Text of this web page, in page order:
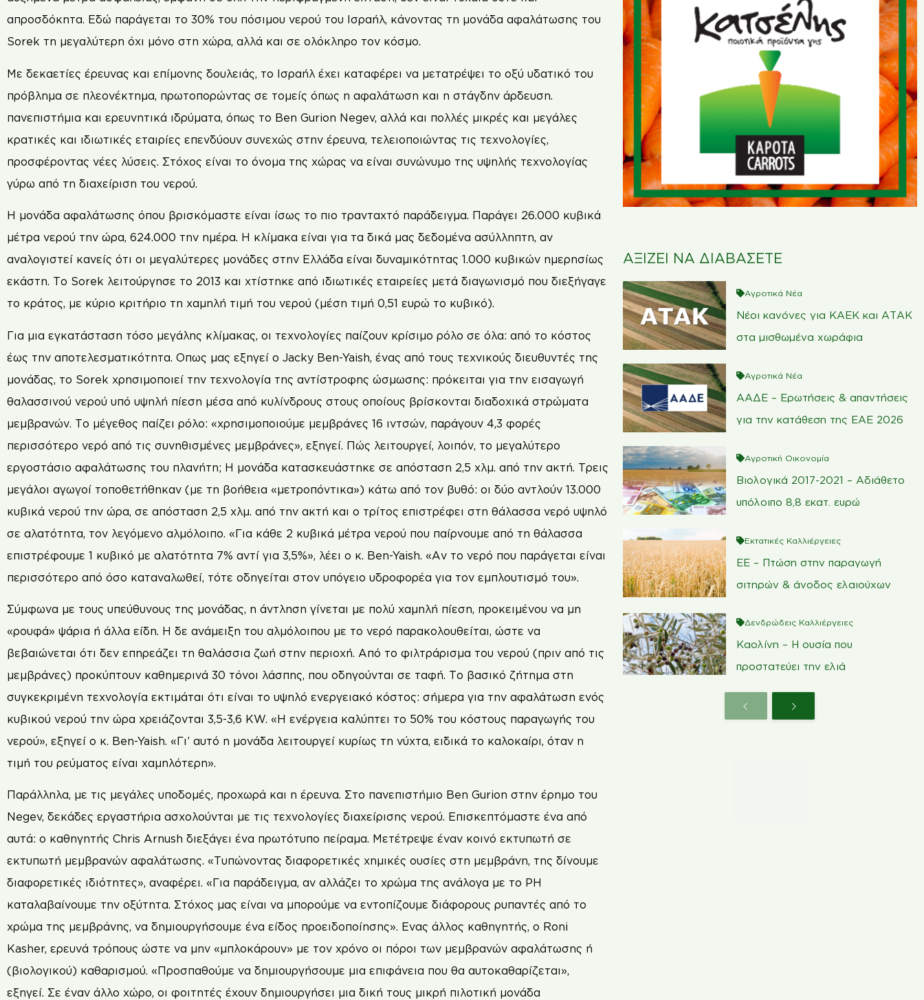
απροσδόκητα. Εδώ παράγεται το 30% του πόσιμου νερού του Ισραήλ, κάνοντας τη μονάδα αφαλάτωσης του
Sorek τη μεγαλύτερη όχι μόνο στη χώρα, αλλά και σε ολόκληρο τον κόσμο.
Με δεκαετίες έρευνας και επίμονης δουλειάς, το Ισραήλ έχει καταφέρει να μετατρέψει το οξύ υδατικό του
πρόβλημα σε πλεονέκτημα, πρωτοπορώντας σε τομείς όπως η αφαλάτωση και η στάγδην άρδευση.
πανεπιστήμια και ερευνητικά ιδρύματα, όπως το Ben Gurion Negev, αλλά και πολλές μικρές και μεγάλες
κρατικές και ιδιωτικές εταιρίες επενδύουν συνεχώς στην έρευνα, τελειοποιώντας τις τεχνολογίες,
προσφέροντας νέες λύσεις. Στόχος είναι το όνομα της χώρας να είναι συνώνυμο της υψηλής τεχνολογίας
γύρω από τη διαχείριση του νερού.
Η μονάδα αφαλάτωσης όπου βρισκόμαστε είναι ίσως το πιο τρανταχτό παράδειγμα. Παράγει 26.000 κυβικά
μέτρα νερού την ώρα, 624.000 την ημέρα. Η κλίμακα είναι για τα δικά μας δεδομένα ασύλληπτη, αν
αναλογιστεί κανείς ότι οι μεγαλύτερες μονάδες στην Ελλάδα είναι δυναμικότητας 1.000 κυβικών ημερησίως
εκάστη. Το Sorek λειτούργησε το 2013 και χτίστηκε από ιδιωτικές εταιρείες μετά διαγωνισμό που διεξήγαγε
το κράτος, με κύριο κριτήριο τη χαμηλή τιμή του νερού (μέση τιμή 0,51 ευρώ το κυβικό).
Για μια εγκατάσταση τόσο μεγάλης κλίμακας, οι τεχνολογίες παίζουν κρίσιμο ρόλο σε όλα: από το κόστος
έως την αποτελεσματικότητα. Οπως μας εξηγεί ο Jacky Ben-Yaish, ένας από τους τεχνικούς διευθυντές της
μονάδας, το Sorek χρησιμοποιεί την τεχνολογία της αντίστροφης ώσμωσης: πρόκειται για την εισαγωγή
θαλασσινού νερού υπό υψηλή πίεση μέσα από κυλίνδρους στους οποίους βρίσκονται διαδοχικά στρώματα
μεμβρανών. Το μέγεθος παίζει ρόλο: «χρησιμοποιούμε μεμβράνες 16 ιντσών, παράγουν 4,3 φορές
περισσότερο νερό από τις συνηθισμένες μεμβράνες», εξηγεί. Πώς λειτουργεί, λοιπόν, το μεγαλύτερο
εργοστάσιο αφαλάτωσης του πλανήτη; Η μονάδα κατασκευάστηκε σε απόσταση 2,5 χλμ. από την ακτή. Τρεις
μεγάλοι αγωγοί τοποθετήθηκαν (με τη βοήθεια «μετροπόντικα») κάτω από τον βυθό: οι δύο αντλούν 13.000
κυβικά νερού την ώρα, σε απόσταση 2,5 χλμ. από την ακτή και ο τρίτος επιστρέφει στη θάλασσα νερό υψηλό
σε αλατότητα, τον λεγόμενο αλμόλοιπο. «Για κάθε 2 κυβικά μέτρα νερού που παίρνουμε από τη θάλασσα
επιστρέφουμε 1 κυβικό με αλατότητα 7% αντί για 3,5%», λέει ο κ. Ben-Yaish. «Αν το νερό που παράγεται είναι
περισσότερο από όσο καταναλωθεί, τότε οδηγείται στον υπόγειο υδροφορέα για τον εμπλουτισμό του».
Σύμφωνα με τους υπεύθυνους της μονάδας, η άντληση γίνεται με πολύ χαμηλή πίεση, προκειμένου να μη
«ρουφά» ψάρια ή άλλα είδη. Η δε ανάμειξη του αλμόλοιπου με το νερό παρακολουθείται, ώστε να
βεβαιώνεται ότι δεν επηρεάζει τη θαλάσσια ζωή στην περιοχή. Από το φιλτράρισμα του νερού (πριν από τις
μεμβράνες) προκύπτουν καθημερινά 30 τόνοι λάσπης, που οδηγούνται σε ταφή. Το βασικό ζήτημα στη
συγκεκριμένη τεχνολογία εκτιμάται ότι είναι το υψηλό ενεργειακό κόστος: σήμερα για την αφαλάτωση ενός
κυβικού νερού την ώρα χρειάζονται 3,5-3,6 ΚW. «Η ενέργεια καλύπτει το 50% του κόστους παραγωγής του
νερού», εξηγεί ο κ. Ben-Yaish. «Γι’ αυτό η μονάδα λειτουργεί κυρίως τη νύχτα, ειδικά το καλοκαίρι, όταν η
τιμή του ρεύματος είναι χαμηλότερη».
Παράλληλα, με τις μεγάλες υποδομές, προχωρά και η έρευνα. Στο πανεπιστήμιο Ben Gurion στην έρημο του
Negev, δεκάδες εργαστήρια ασχολούνται με τις τεχνολογίες διαχείρισης νερού. Επισκεπτόμαστε ένα από
αυτά: ο καθηγητής Chris Arnush διεξάγει ένα πρωτότυπο πείραμα. Μετέτρεψε έναν κοινό εκτυπωτή σε
εκτυπωτή μεμβρανών αφαλάτωσης. «Τυπώνοντας διαφορετικές χημικές ουσίες στη μεμβράνη, της δίνουμε
διαφορετικές ιδιότητες», αναφέρει. «Για παράδειγμα, αν αλλάζει το χρώμα της ανάλογα με το PH
καταλαβαίνουμε την οξύτητα. Στόχος μας είναι να μπορούμε να εντοπίζουμε διάφορους ρυπαντές από το
χρώμα της μεμβράνης, να δημιουργήσουμε ένα είδος προειδοποίησης». Ενας άλλος καθηγητής, ο Roni
Kasher, ερευνά τρόπους ώστε να μην «μπλοκάρουν» με τον χρόνο οι πόροι των μεμβρανών αφαλάτωσης ή
(βιολογικού) καθαρισμού. «Προσπαθούμε να δημιουργήσουμε μια επιφάνεια που θα αυτοκαθαρίζεται»,
εξηγεί. Σε έναν άλλο χώρο, οι φοιτητές έχουν δημιουργήσει μια δική τους μικρή πιλοτική μονάδα
ΑΞΙΖΕΙ ΝΑ ΔΙΑΒΑΣΕΤΕ
Αγροτικά Νέα
Νέοι κανόνες για ΚΑΕΚ και ΑΤΑΚ
στα μισθωμένα χωράφια
Αγροτικά Νέα
ΑΑΔΕ – Ερωτήσεις & απαντήσεις
για την κατάθεση της ΕΑΕ 2026
Αγροτική Οικονομία
Βιολογικά 2017-2021 – Αδιάθετο
υπόλοιπο 8,8 εκατ. ευρώ
Εκτατικές Καλλιέργειες
ΕΕ – Πτώση στην παραγωγή
σιτηρών & άνοδος ελαιούχων
Δενδρώδεις Καλλιέργειες
Καολίνη – Η ουσία που
προστατεύει την ελιά